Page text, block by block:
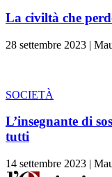
La civiltà che
28 settembre 2023 |
SOCIETÀ
L’insegnante di
tutti
14 settembre 2023 |